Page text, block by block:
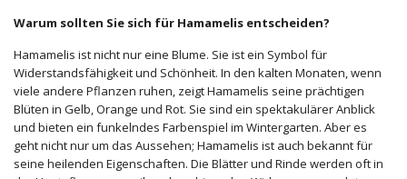
Warum sollten Sie sich für Hamamelis entscheiden?
Hamamelis ist nicht nur eine Blume. Sie ist ein Symbol für
Widerstandsfähigkeit und Schönheit. In den kalten Monaten, wenn
viele andere Pflanzen ruhen, zeigt Hamamelis seine prächtigen
Blüten in Gelb, Orange und Rot. Sie sind ein spektakulärer Anblick
und bieten ein funkelndes Farbenspiel im Wintergarten. Aber es
geht nicht nur um das Aussehen; Hamamelis ist auch bekannt für
seine heilenden Eigenschaften. Die Blätter und Rinde werden oft in